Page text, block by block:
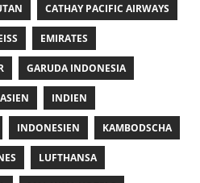
CATHAY PACIFIC AIRWAYS
EMIRATES
GARUDA INDONESIA
INDIEN
INDONESIEN KAMBODSCHA
LUFTHANSA